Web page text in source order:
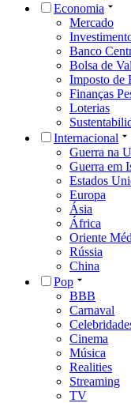
Economia
Mercado
Banco
Bolsa de
Imposto de
Finanças
Loterias
Internacional
Guerra na
Guerra em
Estados
Europa
Ásia
África
Oriente
Rússia
China
Pop
BBB
Carnaval
Cinema
Música
Realities
Streaming
TV